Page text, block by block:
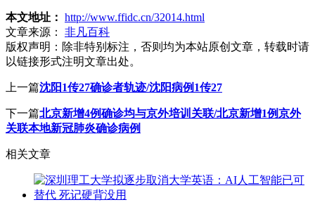
本文地址： http://www.ffidc.cn/32014.html
文章来源：
非凡百科
版权声明： 除非特别标注，否则均为本站原创文章，转载时请
以链接形式注明文章出处。
上一篇沈阳1传27确诊者轨迹/沈阳病例1传27
下一篇北京新增4例确诊均与京外培训关联/北京新增1例京外
关联本地新冠肺炎确诊病例
相关文章